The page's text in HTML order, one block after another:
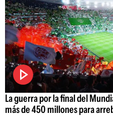
La guerra por la final del
más de 450 millones para